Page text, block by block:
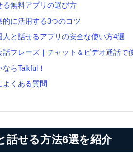
る無料アプリの選び方
に活用する3つのコツ
人と話せるアプリの安全な使い方4選
フレーズ｜チャット＆ビデオ通話で
らTalkful！
よくある質問
話せる方法6選を紹介